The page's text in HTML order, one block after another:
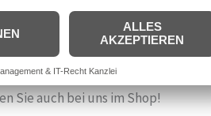
landroller/
Sie auch bei uns im Shop!